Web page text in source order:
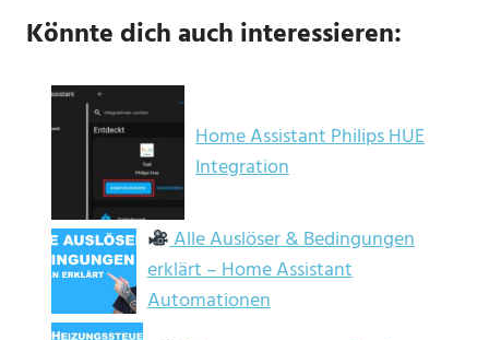
Könnte dich auch interessieren:
Home Assistant Philips HUE
Integration
Alle Auslöser & Bedingungen
erklärt – Home Assistant
Automationen